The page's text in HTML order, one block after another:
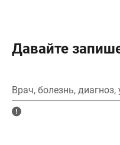
Давайте
Врач, болезнь, диагноз,